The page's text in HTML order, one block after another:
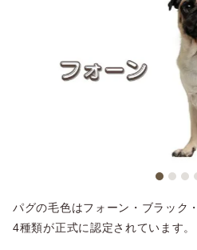
パグの毛色はフォーン・ブラック
4種類が正式に認定されています。